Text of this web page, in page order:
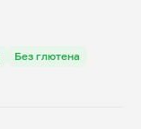
Без глютена